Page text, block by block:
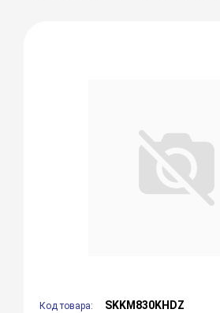
Код товара: SKKM830KHDZ